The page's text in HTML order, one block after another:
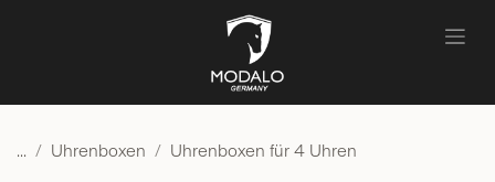
... Uhrenboxen Uhrenboxen für 4 Uhren